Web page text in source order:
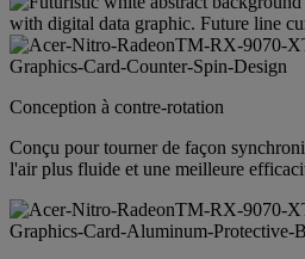
Conception à contre-rotation
Conçu pour tourner de façon
l'air plus fluide et une meilleure